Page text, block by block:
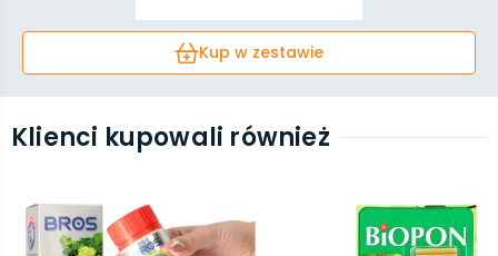
Kup w zestawie
Klienci kupowali również